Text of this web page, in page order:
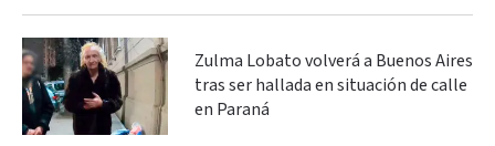
Zulma Lobato volverá a Buenos Aires
tras ser hallada en situación de calle
en Paraná